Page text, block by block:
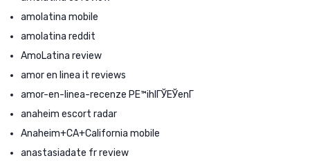
amolatina mobile
amolatina reddit
AmoLatina review
amor en linea it reviews
amor-en-linea-recenze PЕ™ihlГЎЕЎenГ­
anaheim escort radar
Anaheim+CA+California mobile
anastasiadate fr review